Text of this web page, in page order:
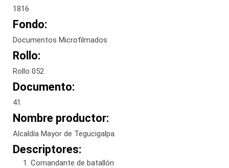
1816
Fondo:
Documentos Microfilmados
Rollo:
Rollo 052
Documento:
41
Nombre productor:
Alcaldía Mayor de Tegucigalpa.
Descriptores:
Comandante de batallón